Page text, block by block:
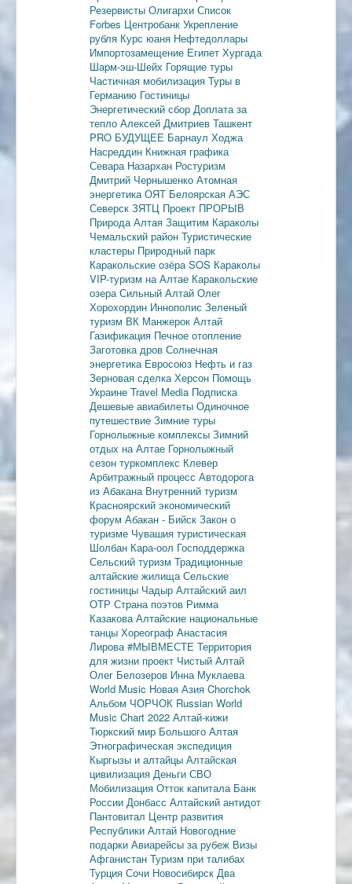
Резервисты Олигархи Список
Forbes Центробанк Укрепление
рубля Курс юаня Нефтедоллары
Импортозамещение Египет Хургада
Шарм-эш-Шейх Горящие туры
Частичная мобилизация Туры в
Германию Гостиницы
Энергетический сбор Доплата за
тепло Алексей Дмитриев Ташкент
PRO БУДУЩЕЕ Барнаул Ходжа
Насреддин Книжная графика
Севара Назархан Ростуризм
Дмитрий Чернышенко Атомная
энергетика ОЯТ Белоярская АЭС
Северск ЗЯТЦ Проект ПРОРЫВ
Природа Алтая Защитим Караколы
Чемальский район Туристические
кластеры Природный парк
Каракольские озёра SOS Караколы
VIP-туризм на Алтае Каракольские
озера Сильный Алтай Олег
Хорохордин Иннополис Зеленый
туризм ВК Манжерок Алтай
Газификация Печное отопление
Заготовка дров Солнечная
энергетика Евросоюз Нефть и газ
Зерновая сделка Херсон Помощь
Украине Travel Media Подписка
Дешевые авиабилеты Одиночное
путешествие Зимние туры
Горнолыжные комплексы Зимний
отдых на Алтае Горнолыжный
сезон туркомплекс Клевер
Арбитражный процесс Автодорога
из Абакана Внутренний туризм
Красноярский экономический
форум Абакан - Бийск Закон о
туризме Чувашия туристическая
Шолбан Кара-оол Господдержка
Сельский туризм Традиционные
алтайские жилища Сельские
гостиницы Чадыр Алтайский аил
ОТР Страна поэтов Римма
Казакова Алтайские национальные
танцы Хореограф Анастасия
Лирова #МЫВМЕСТЕ Территория
для жизни проект Чистый Алтай
Олег Белозеров Инна Муклаева
World Music Новая Азия Chorchok
Альбом ЧОРЧОК Russian World
Music Chart 2022 Алтай-кижи
Тюркский мир Большого Алтая
Этнографическая экспедиция
Кыргызы и алтайцы Алтайская
цивилизация Деньги СВО
Мобилизация Отток капитала Банк
России Донбасс Алтайский антидот
Пантовитал Центр развития
Республики Алтай Новогодние
подарки Авиарейсы за рубеж Визы
Афганистан Туризм при талибах
Турция Сочи Новосибирск Два